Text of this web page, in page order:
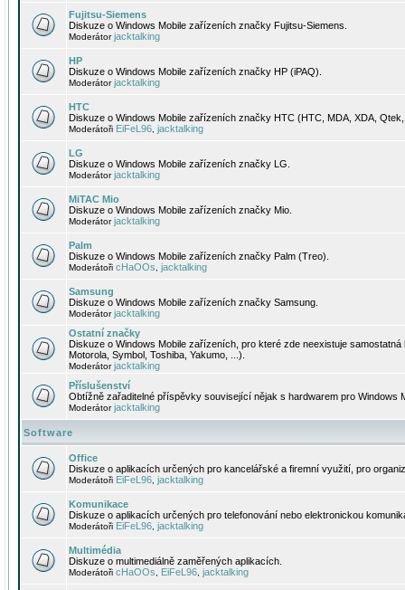
Fujitsu-Siemens
Diskuze o Windows Mobile zařízeních značky Fujitsu-Siemens.
Moderátorjacktalking
HP
Diskuze o Windows Mobile zařízeních značky HP (iPAQ).
Moderátorjacktalking
HTC
Diskuze o Windows Mobile zařízeních značky HTC (HTC, MDA, XDA,
Moderátoři EiFeL96 jacktalking
LG
Diskuze o Windows Mobile zařízeních značky LG.
Moderátorjacktalking
MiTAC Mio
Diskuze o Windows Mobile zařízeních značky Mio.
Moderátorjacktalking
Palm
Diskuze o Windows Mobile zařízeních značky Palm (Treo).
Moderátoři cHaOOs jacktalking
Samsung
Diskuze o Windows Mobile zařízeních značky Samsung.
Moderátorjacktalking
Ostatní značky
Diskuze o Windows Mobile zařízeních, pro které zde neexistuje
Motorola, Symbol, Toshiba, Yakumo, ...).
Moderátorjacktalking
Příslušenství
Obtížně zařaditelné příspěvky související nějak s hardwarem pro Windows
Moderátorjacktalking
Software
Office
Diskuze o aplikacích určených pro kancelářské a firemní využití, pro
Moderátoři EiFeL96 jacktalking
Komunikace
Diskuze o aplikacích určených pro telefonování nebo elektronickou
Moderátoři EiFeL96 jacktalking
Multimédia
Diskuze o multimediálně zaměřených aplikacích.
Moderátoři cHaOOs EiFeL96 jacktalking